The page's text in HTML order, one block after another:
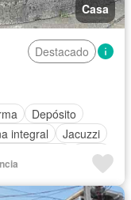
Casa
Destacado
Depósito
integral
Jacuzzi
Patio